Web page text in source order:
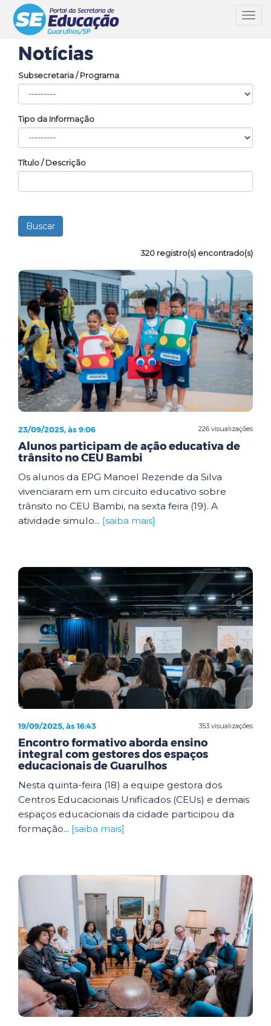
Notícias
Subsecretaria / Programa
Tipo da Informação
Título / Descrição
320 registro(s) encontrado(s)
226 visualizações
23/09/2025, às 9:06
Alunos participam de ação educativa de
trânsito no CEU Bambi
Os alunos da EPG Manoel Rezende da Silva
vivenciaram em um circuito educativo sobre
trânsito no CEU Bambi, na sexta feira (19). A
atividade simulo... [saiba mais]
353 visualizações
19/09/2025, às 16:43
Encontro formativo aborda ensino
integral com gestores dos espaços
educacionais de Guarulhos
Nesta quinta-feira (18) a equipe gestora dos
Centros Educacionais Unificados (CEUs) e demais
espaços educacionais da cidade participou da
formação... [saiba mais]